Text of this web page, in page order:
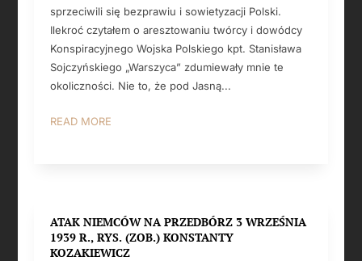
sprzeciwili się bezprawiu i sowietyzacji Polski.
Ilekroć czytałem o aresztowaniu twórcy i dowódcy
Konspiracyjnego Wojska Polskiego kpt. Stanisława
Sojczyńskiego „Warszyca” zdumiewały mnie te
okoliczności. Nie to, że pod Jasną...
READ MORE
ATAK NIEMCÓW NA PRZEDBÓRZ 3 WRZEŚNIA
1939 R., RYS. (ZOB.) KONSTANTY
KOZAKIEWICZ